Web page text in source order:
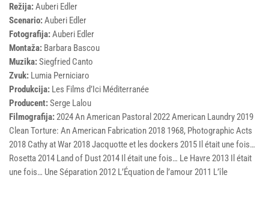
Režija:Auberi Edler
Scenario:Auberi Edler
Fotografija:Auberi Edler
Montaža: Barbara Bascou
Muzika:Siegfried Canto
Zvuk: Lumia Perniciaro
Produkcija: Les Films d’Ici Méditerranée
Producent:Serge Lalou
Filmografija:2024 An American Pastoral 2022 American Laundry 2019
Clean Torture: An American Fabrication 2018 1968, Photographic Acts
2018 Cathy at War 2018 Jacquotte et les dockers 2015 Il était une fois…
Rosetta 2014 Land of Dust 2014 Il était une fois… Le Havre 2013 Il était
une fois… Une Séparation 2012 L’Équation de l’amour 2011 L’île